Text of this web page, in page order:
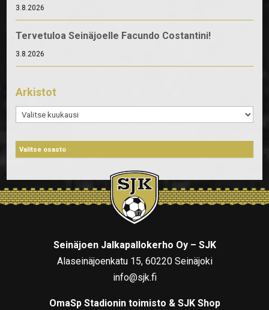
3.8.2026
Tervetuloa Seinäjoelle Facundo Costantini!
3.8.2026
Arkistot
Arkistot
Seinäjoen Jalkapallokerho Oy – SJK
Alaseinäjoenkatu 15, 60220 Seinäjoki
info@sjk.fi
OmaSp Stadionin toimisto & SJK Shop